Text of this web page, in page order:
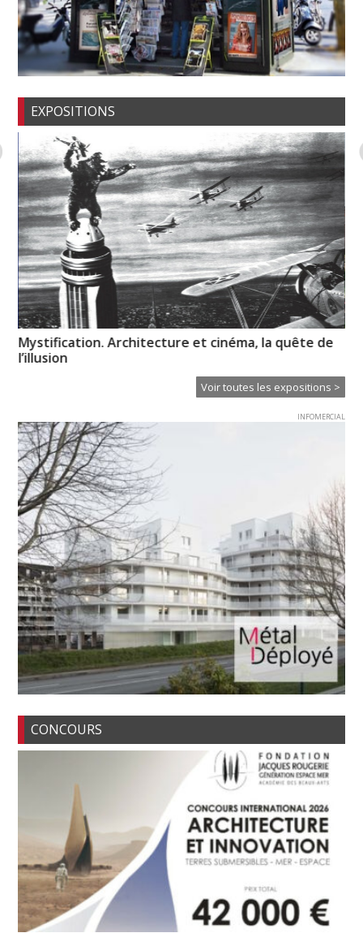
EXPOSITIONS
Mystification. Architecture et cinéma, la quête de
l’illusion
Voir toutes les expositions >
INFOMERCIAL
CONCOURS